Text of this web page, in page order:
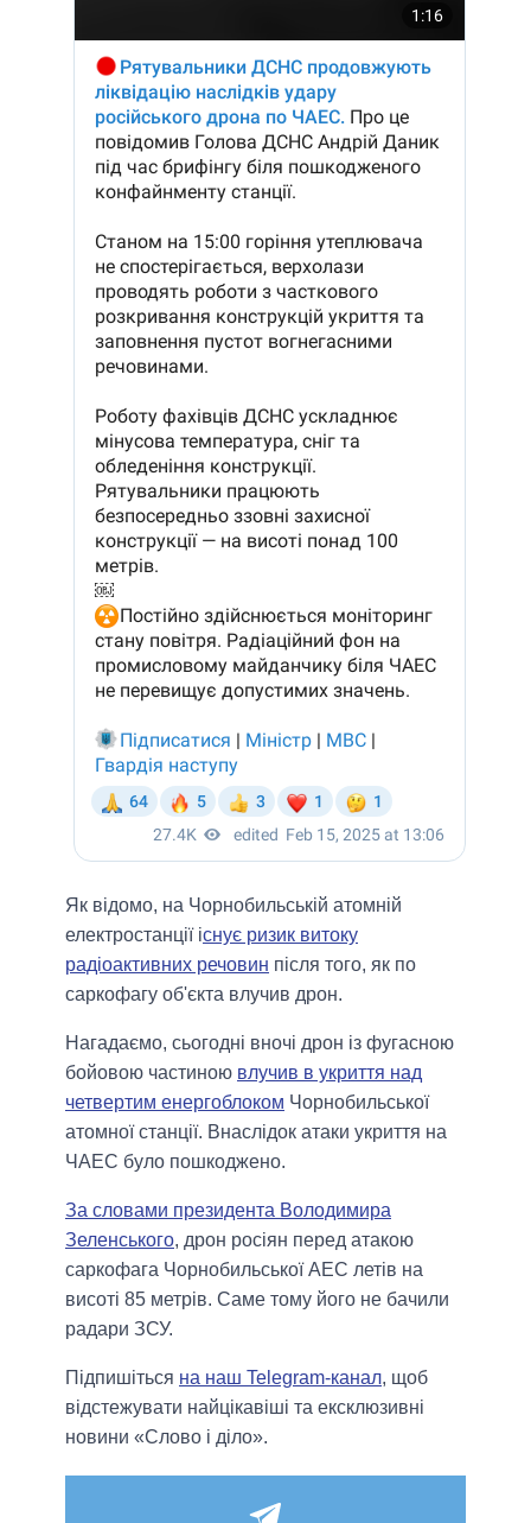
Як відомо, на Чорнобильській атомній
електростанції існує ризик витоку
радіоактивних речовин після того, як по
саркофагу об'єкта влучив дрон.
Нагадаємо, сьогодні вночі дрон із фугасною
бойовою частиною влучив в укриття над
четвертим енергоблоком Чорнобильської
атомної станції. Внаслідок атаки укриття на
ЧАЕС було пошкоджено.
За словами президента Володимира
Зеленського, дрон росіян перед атакою
саркофага Чорнобильської АЕС летів на
висоті 85 метрів. Саме тому його не бачили
радари ЗСУ.
Підпишіться на наш Telegram-канал, щоб
відстежувати найцікавіші та ексклюзивні
новини «Слово і діло».